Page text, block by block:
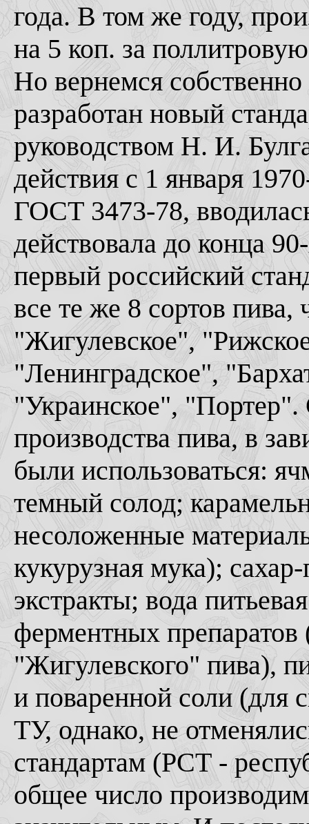
года. В том же году,
на 5 коп. за
Но вернемся
разработан новый
руководством Н. И.
действия с 1 января
ГОСТ 3473-78,
действовала до конца
первый российский
все те же 8 сортов
"Жигулевское",
"Ленинградское",
"Украинское",
производства пива, в
были использоваться:
темный солод;
несоложенные
кукурузная мука);
экстракты; вода
ферментных препаратов
"Жигулевского" пива),
и поваренной соли (для
ТУ, однако, не
стандартам (РСТ -
общее число